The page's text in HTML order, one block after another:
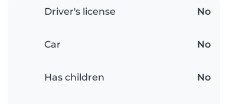
Driver's license No
Car No
Has children No